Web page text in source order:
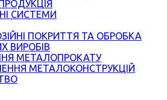
СИСТЕМИ
ПОКРИТТЯ ТА ОБРОБКА
ВИРОБІВ
МЕТАЛОПРОКАТУ
МЕТАЛОКОНСТРУКЦІЙ